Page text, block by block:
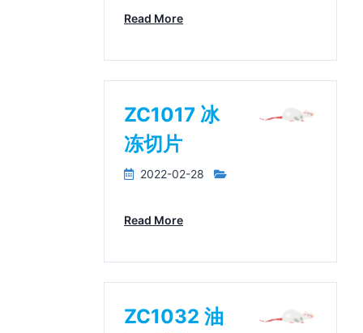
Read More
ZC1017 冰
冻切片
2022-02-28
Read More
ZC1032 油